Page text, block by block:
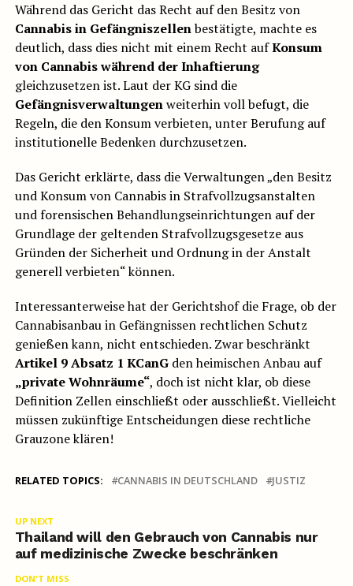
Während das Gericht das Recht auf den Besitz von
Cannabis in Gefängniszellenbestätigte, machte es
deutlich, dass dies nicht mit einem Recht aufKonsum
von Cannabis während der Inhaftierung
gleichzusetzen ist. Laut der KG sind die
Gefängnisverwaltungenweiterhin voll befugt, die
Regeln, die den Konsum verbieten, unter Berufung auf
institutionelle Bedenken durchzusetzen.
Das Gericht erklärte, dass die Verwaltungen „den Besitz
und Konsum von Cannabis in Strafvollzugsanstalten
und forensischen Behandlungseinrichtungen auf der
Grundlage der geltenden Strafvollzugsgesetze aus
Gründen der Sicherheit und Ordnung in der Anstalt
generell verbieten“ können.
Interessanterweise hat der Gerichtshof die Frage, ob der
Cannabisanbau in Gefängnissen rechtlichen Schutz
genießen kann, nicht entschieden. Zwar beschränkt
Artikel 9 Absatz 1 KCanGden heimischen Anbau auf
„private Wohnräume“, doch ist nicht klar, ob diese
Definition Zellen einschließt oder ausschließt. Vielleicht
müssen zukünftige Entscheidungen diese rechtliche
Grauzone klären!
RELATED TOPICS: CANNABIS IN DEUTSCHLAND JUSTIZ
UP NEXT
Thailand will den Gebrauch von Cannabis nur
auf medizinische Zwecke beschränken
DON'T MISS